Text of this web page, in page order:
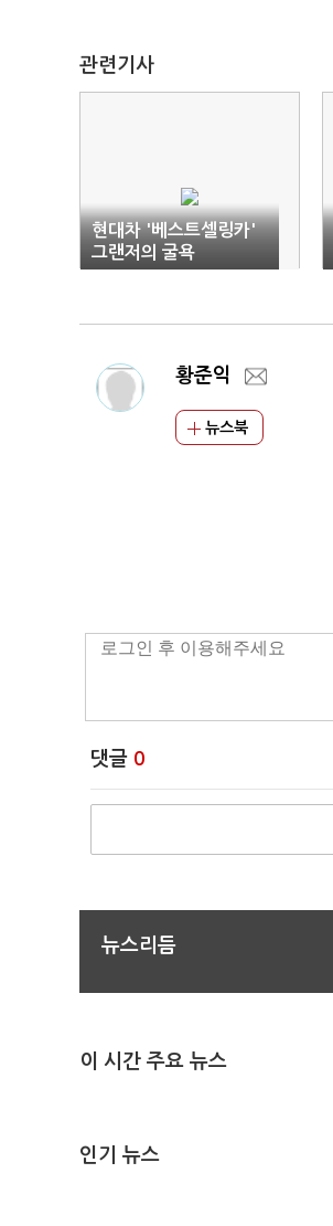
관련기사
현대차 '베스트셀링카'
그랜저의 굴욕
황준익
뉴스북
댓글 0
뉴스리듬
이 시간 주요 뉴스
인기 뉴스